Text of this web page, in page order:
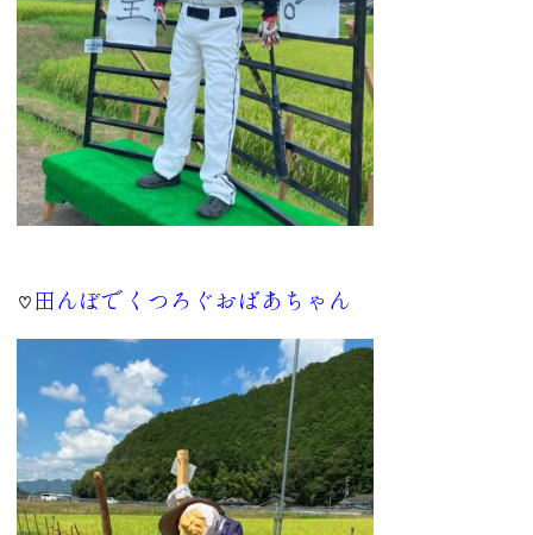
♡ 田んぼでくつろぐおばあちゃん